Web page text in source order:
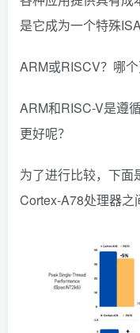
是它成为一个特殊
ARM或RISCV？哪个
ARM和RISC-V是遵
更好呢？
为了进行比较，下
Cortex-A78处理器之